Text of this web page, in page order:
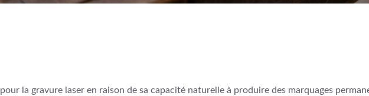
pour la gravure laser en raison de sa capacité naturelle à produire des marquages